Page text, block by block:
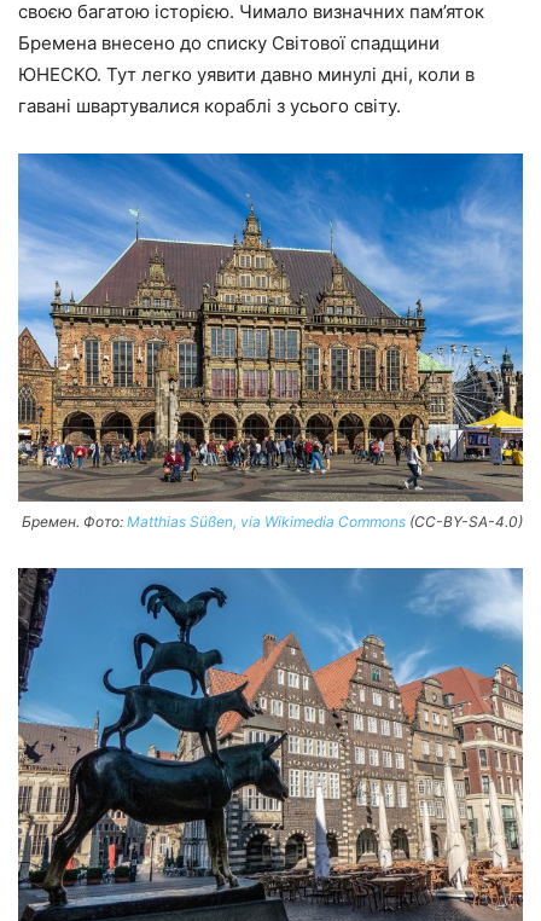
своєю багатою історією. Чимало визначних пам’яток
Бремена внесено до списку Світової спадщини
ЮНЕСКО. Тут легко уявити давно минулі дні, коли в
гавані швартувалися кораблі з усього світу.
Бремен. Фото: Matthias Süßen, via Wikimedia Commons (CC-BY-SA-4.0)